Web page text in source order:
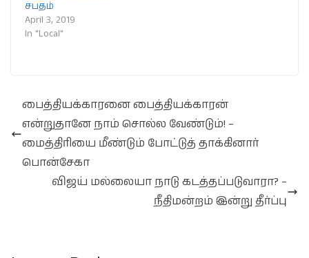
சபதம்
April 3, 2019
In "Local"
பைத்தியக்காரனை பைத்தியக்காரன்
என்றுதானே நாம் சொல்ல வேண்டும்! –
மைத்திரியை மீண்டும் போட்டுத் தாக்கினார்
பொன்சேகா
விஜய் மல்லையா நாடு கடத்தப்படுவாரா? –
நீதிமன்றம் இன்று தீர்ப்பு